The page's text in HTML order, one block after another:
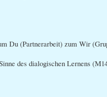
Du (Partnerarbeit) zum Wir
des dialogischen Lernens